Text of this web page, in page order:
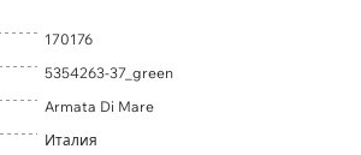
170176
5354263-37_green
Armata Di Mare
Италия